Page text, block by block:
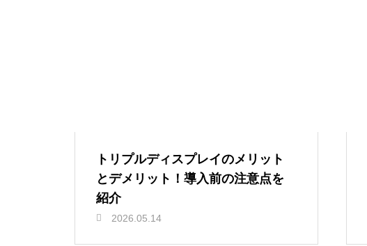
トリプルディスプレイのメリット
とデメリット！導入前の注意点を
紹介
2026.05.14